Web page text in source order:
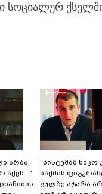
სოციალურ
არაა,
აქვს..."
"სისტემამ
საქმის
გულზე ატარა